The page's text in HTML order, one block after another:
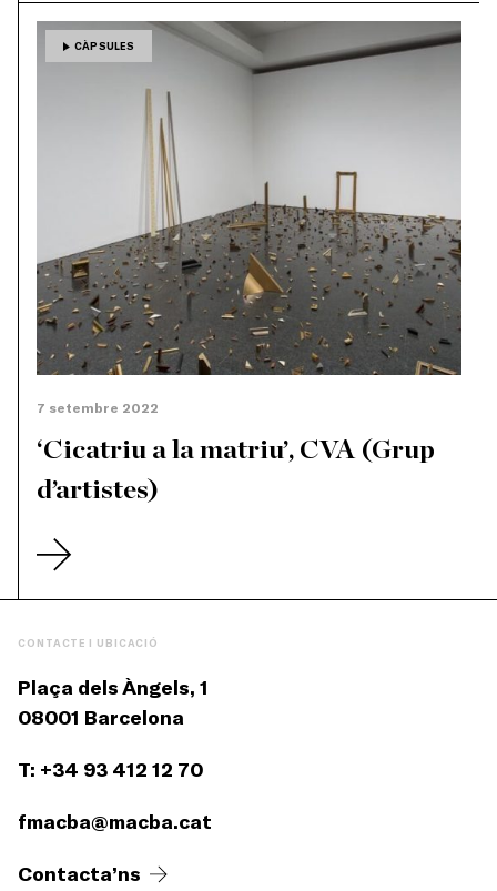
CÀPSULES
7 setembre 2022
‘Cicatriu a la matriu’, CVA (Grup
d’artistes)
CONTACTE I UBICACIÓ
Plaça dels Àngels, 1
08001 Barcelona
T: +34 93 412 12 70
fmacba@macba.cat
Contacta’ns